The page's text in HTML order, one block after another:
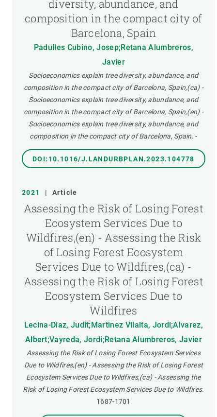
diversity, abundance, and
composition in the compact city of
Barcelona, Spain
Padulles Cubino, Josep;Retana Alumbreros,
Javier
Socioeconomics explain tree diversity, abundance, and
composition in the compact city of Barcelona, Spain,(ca) -
Socioeconomics explain tree diversity, abundance, and
composition in the compact city of Barcelona, Spain,(en) -
Socioeconomics explain tree diversity, abundance, and
composition in the compact city of Barcelona, Spain. -
DOI:10.1016/J.LANDURBPLAN.2023.104778
2021 | Article
Assessing the Risk of Losing Forest
Ecosystem Services Due to
Wildfires,(en) - Assessing the Risk
of Losing Forest Ecosystem
Services Due to Wildfires,(ca) -
Assessing the Risk of Losing Forest
Ecosystem Services Due to
Wildfires
Lecina-Diaz, Judit;Martinez Vilalta, Jordi;Alvarez,
Albert;Vayreda, Jordi;Retana Alumbreros, Javier
Assessing the Risk of Losing Forest Ecosystem Services
Due to Wildfires,(en) - Assessing the Risk of Losing Forest
Ecosystem Services Due to Wildfires,(ca) - Assessing the
Risk of Losing Forest Ecosystem Services Due to Wildfires.
1687-1701